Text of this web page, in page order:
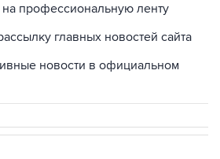
на профессиональную ленту
главных новостей сайта
новости в официальном